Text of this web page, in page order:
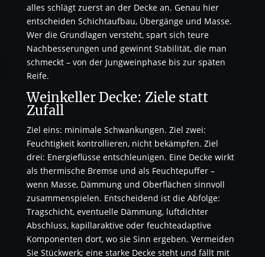
alles schlägt zuerst an der Decke an. Genau hier
entscheiden Schichtaufbau, Übergänge und Masse.
Wer die Grundlagen versteht, spart sich teure
Nachbesserungen und gewinnt Stabilität, die man
schmeckt – von der Jungweinphase bis zur späten
Reife.
Weinkeller Decke: Ziele statt
Zufall
Ziel eins: minimale Schwankungen. Ziel zwei:
Feuchtigkeit kontrollieren, nicht bekämpfen. Ziel
drei: Energieflüsse entschleunigen. Eine Decke wirkt
als thermische Bremse und als Feuchtepuffer –
wenn Masse, Dämmung und Oberflächen sinnvoll
zusammenspielen. Entscheidend ist die Abfolge:
Tragschicht, eventuelle Dämmung, luftdichter
Abschluss, kapillaraktive oder feuchteadaptive
Komponenten dort, wo sie Sinn ergeben. Vermeiden
Sie Stückwerk; eine starke Decke steht und fällt mit